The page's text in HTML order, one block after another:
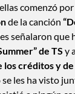
comenzó
de la canción
señalaron que
de TS y
los créditos y de
se les ha visto